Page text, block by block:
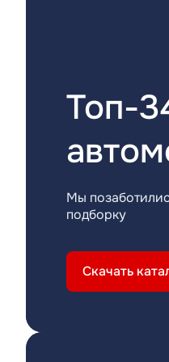
Топ-
Мы
подборку
Скачать